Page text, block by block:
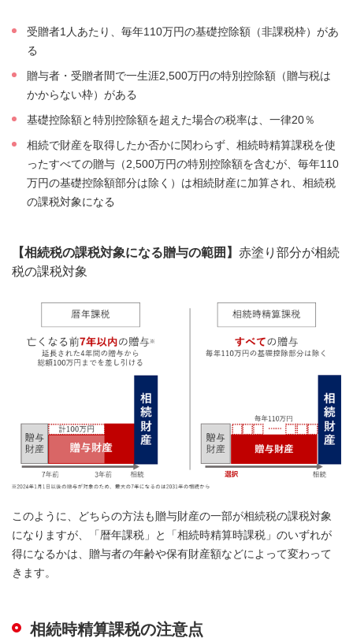
受贈者1人あたり、毎年110万円の基礎控除額（非課税枠）があ
る
贈与者・受贈者間で一生涯2,500万円の特別控除額（贈与税は
かからない枠）がある
基礎控除額と特別控除額を超えた場合の税率は、一律20％
相続で財産を取得したか否かに関わらず、相続時精算課税を使
ったすべての贈与（2,500万円の特別控除額を含むが、毎年110
万円の基礎控除額部分は除く）は相続財産に加算され、相続税
の課税対象になる
【相続税の課税対象になる贈与の範囲】 赤塗り部分が相続
税の課税対象
このように、どちらの方法も贈与財産の一部が相続税の課税対象
になりますが、「暦年課税」と「相続時精算時課税」のいずれが
得になるかは、贈与者の年齢や保有財産額などによって変わって
きます。
相続時精算課税の注意点